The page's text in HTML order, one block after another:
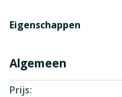
Eigenschappen
Algemeen
Prijs